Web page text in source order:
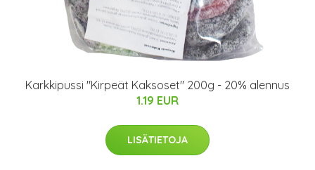
Karkkipussi "Kirpeät Kaksoset" 200g - 20% alennus
1.19 EUR
LISÄTIETOJA